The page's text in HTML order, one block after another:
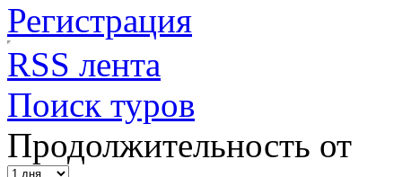
Регистрация
RSS лента
Поиск туров
Продолжительность от